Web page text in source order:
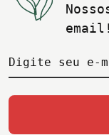
email!
Digite seu e-